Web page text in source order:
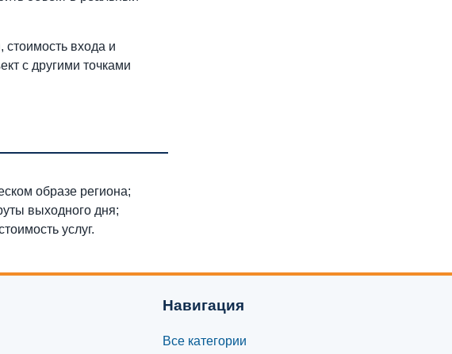
входа и
с другими точками
образе региона;
выходного дня;
услуг.
Навигация
Все категории